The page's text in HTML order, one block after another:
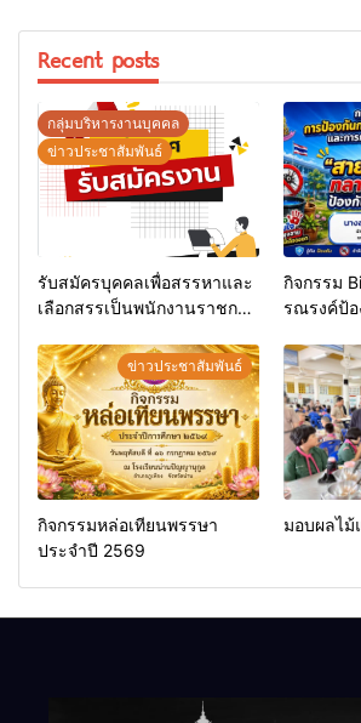
Recent posts
กลุ่มบริหารงานบุคคล
ข่าวประชาสัมพันธ์
รับสมัครบุคคลเพื่อสรรหาและ
เลือกสรรเป็นพนักงานราชการ
กิจกรรม
รณรงค์ป้อ
ข่าวประชาสัมพันธ์
กิจกรรมหล่อเทียนพรรษา
ประจำปี 2569
มอบผลไ